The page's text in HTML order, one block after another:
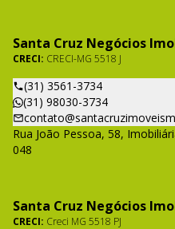
Santa Cruz Negócios
CRECI: CRECI-MG 5518 J
(31) 3561-3734
(31) 98030-3734
Rua João Pessoa, 58,
048
Santa Cruz Negócios
CRECI: Creci MG 5518 PJ